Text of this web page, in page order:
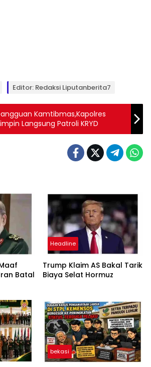
Editor: Redaksi Liputanberita7
Kamtibmas,Kapolres
Langsung Patroli KRYD
Batal
Headline
Trump Klaim AS Bakal Tarik
Biaya Selat Hormuz
bekasi